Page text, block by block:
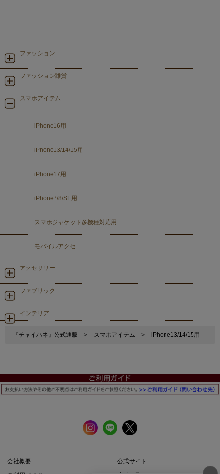
ファッション
ファッション雑貨
スマホアイテム
iPhone16用
iPhone13/14/15用
iPhone17用
iPhone7/8/SE用
スマホジャケット多機種対応用
モバイルアクセ
アクセサリー
ファブリック
インテリア
『チャイハネ』公式通販 > スマホアイテム > iPhone13/14/15用
会社概要
公式サイト